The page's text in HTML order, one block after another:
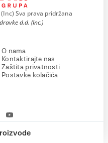
Sva prava pridržana
d.d. (Inc.)
O nama
Kontaktirajte nas
Zaštita privatnosti
Postavke kolačića